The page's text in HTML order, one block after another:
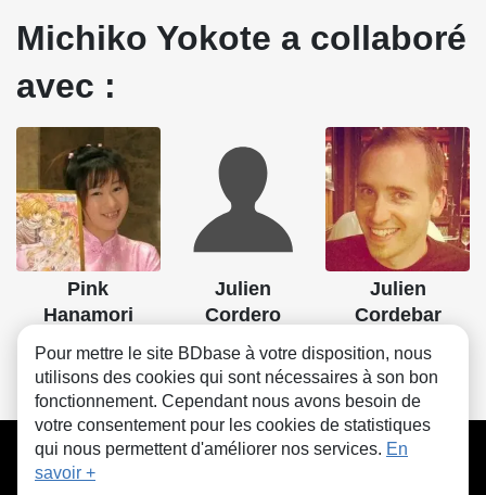
Michiko Yokote a collaboré
avec :
Pink
Hanamori
Julien
Cordero
Julien
Cordebar
CGU FAQ Contact Cookies
Pour mettre le site BDbase à votre disposition, nous
utilisons des cookies qui sont nécessaires à son bon
fonctionnement. Cependant nous avons besoin de
votre consentement pour les cookies de statistiques
qui nous permettent d'améliorer nos services. En
savoir +